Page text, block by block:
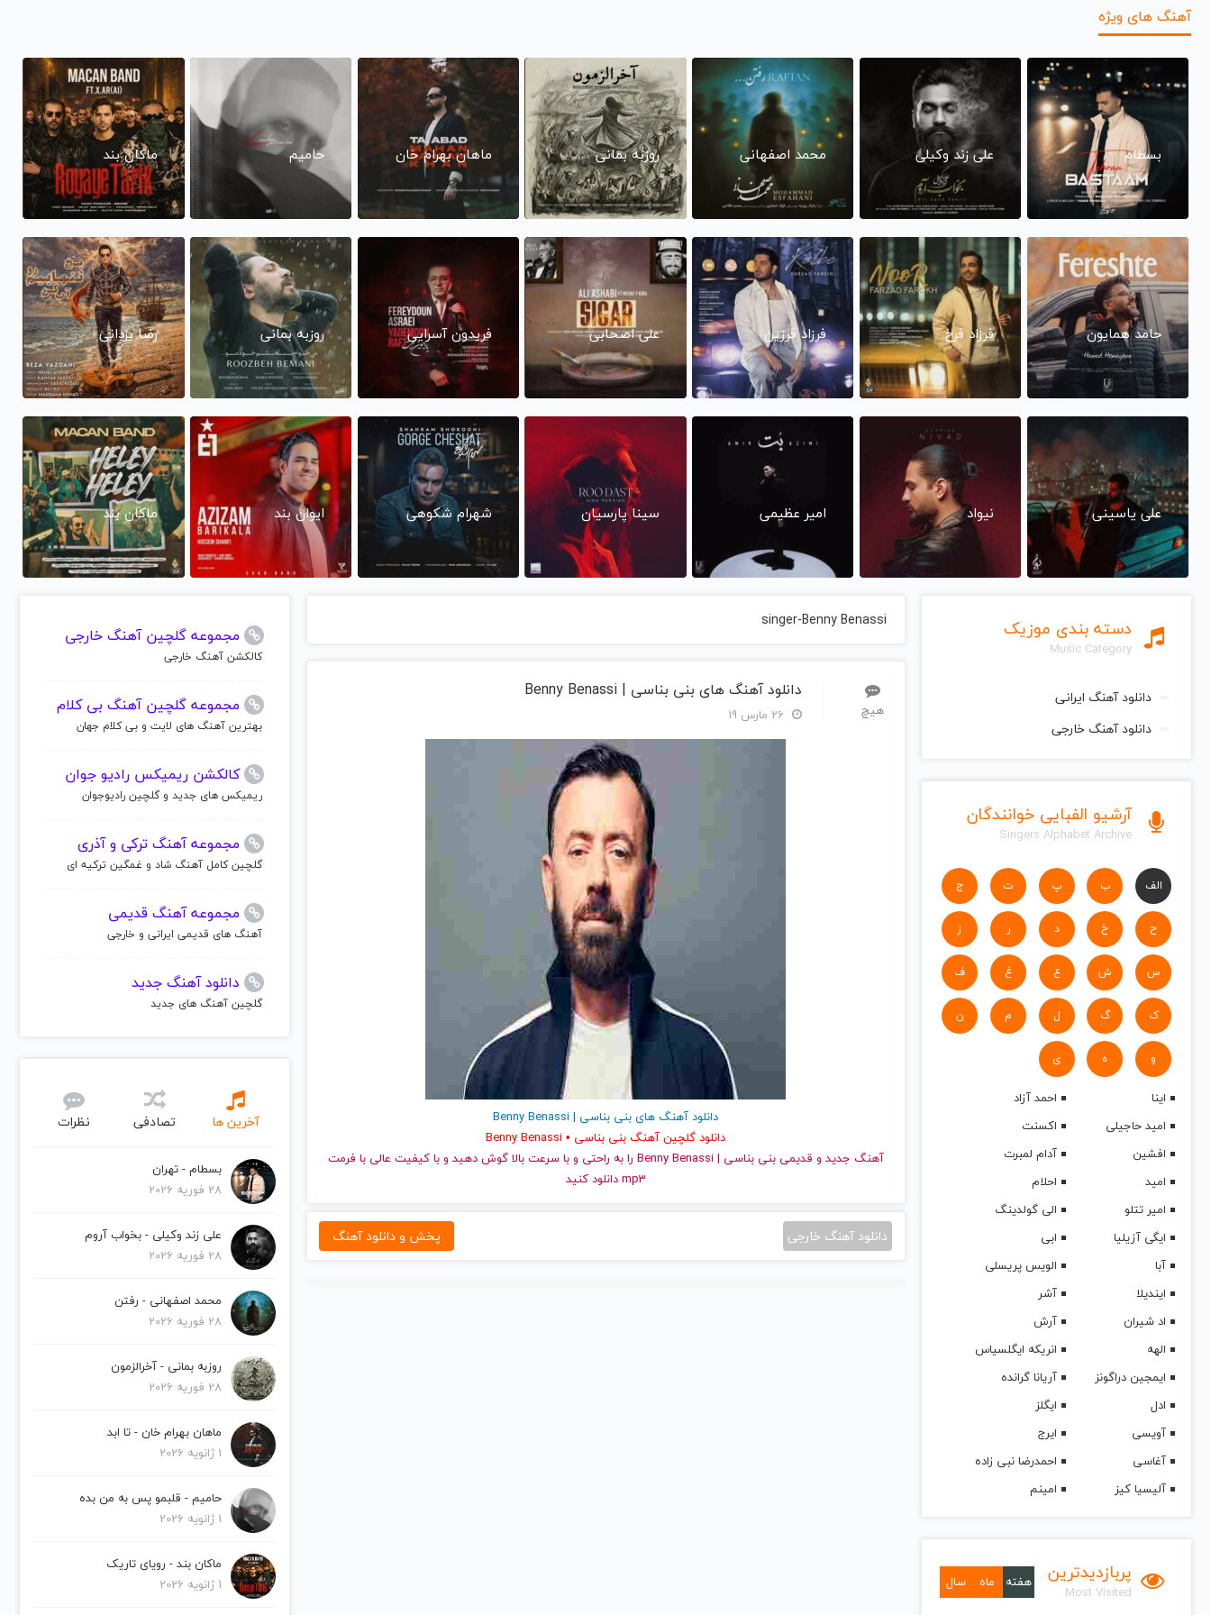
آهنگ های ویژه
بسطام علی زند وکیلی محمد اصفهانی روزبه بمانی ماهان بهرام خان حامیم ماکان بند
حامد همایون فرزاد فرخ فرزاد فرزین علی اصحابی فریدون آسرایی روزبه بمانی رضا یزدانی
علی یاسینی نیواد امیر عظیمی سینا پارسیان شهرام شکوهی ایوان بند ماکان بند
دسته بندی موزیک
Music Category
دانلود آهنگ ایرانی
دانلود آهنگ خارجی
آرشیو الفبایی خوانندگان
Singers Alphabet Archive
الف ب پ ت ج
ح خ د ر ز
س ش ع غ ف
ک گ ل م ن
و ه ی
اینا
احمد آزاد
امید حاجیلی
اکسنت
افشین
آدام لمبرت
امید
احلام
امیر تتلو
الی گولدینگ
ایگی آزیلیا
ابی
آبا
الویس پریسلی
ایندیلا
آشر
اد شیران
آرش
الهه
انریکه ایگلسیاس
ایمجین دراگونز
آریانا گرانده
ادل
ایگلز
آویسی
ایرج
آغاسی
احمدرضا نبی زاده
آلیسیا کیز
امینم
پربازدیدترین
Most Visited
هفته ماه سال
singer-Benny Benassi
هیچ
دانلود آهنگ های بنی بناسی | Benny Benassi
دانلود آهنگ های بنی بناسی | Benny Benassi
دانلود گلچین آهنگ بنی بناسی • Benny Benassi
آهنگ جدید
و قدیمی بنی بناسی | Benny Benassi را به راحتی و با سرعت بالا گوش دهید و با کیفیت عالی با فرمت
mp3 دانلود کنید
دانلود آهنگ خارجی پخش و دانلود آهنگ
مجموعه گلچین آهنگ خارجی
کالکشن آهنگ خارجی
مجموعه گلچین آهنگ بی کلام
بهترین آهنگ های لایت و بی کلام جهان
کالکشن ریمیکس رادیو جوان
ریمیکس های جدید و گلچین رادیوجوان
مجموعه آهنگ ترکی و آذری
گلچین کامل آهنگ شاد و غمگین ترکیه ای
مجموعه آهنگ قدیمی
آهنگ های قدیمی ایرانی و خارجی
دانلود آهنگ جدید
گلچین آهنگ های جدید
آخرین ها تصادفی نظرات
بسطام - تهران
28 فوریه 2026
علی زند وکیلی - بخواب آروم
28 فوریه 2026
محمد اصفهانی - رفتن
28 فوریه 2026
روزبه بمانی - آخرالزمون
28 فوریه 2026
ماهان بهرام خان - تا ابد
1 ژانویه 2026
حامیم - قلبمو پس به من بده
1 ژانویه 2026
ماکان بند - رویای تاریک
1 ژانویه 2026